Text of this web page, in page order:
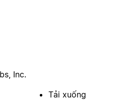
Inc.
Tải xuống